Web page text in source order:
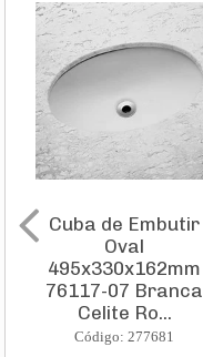
Cuba de Embutir
Oval
495x330x162mm
76117-07 Branca
Celite Ro...
Código: 277681